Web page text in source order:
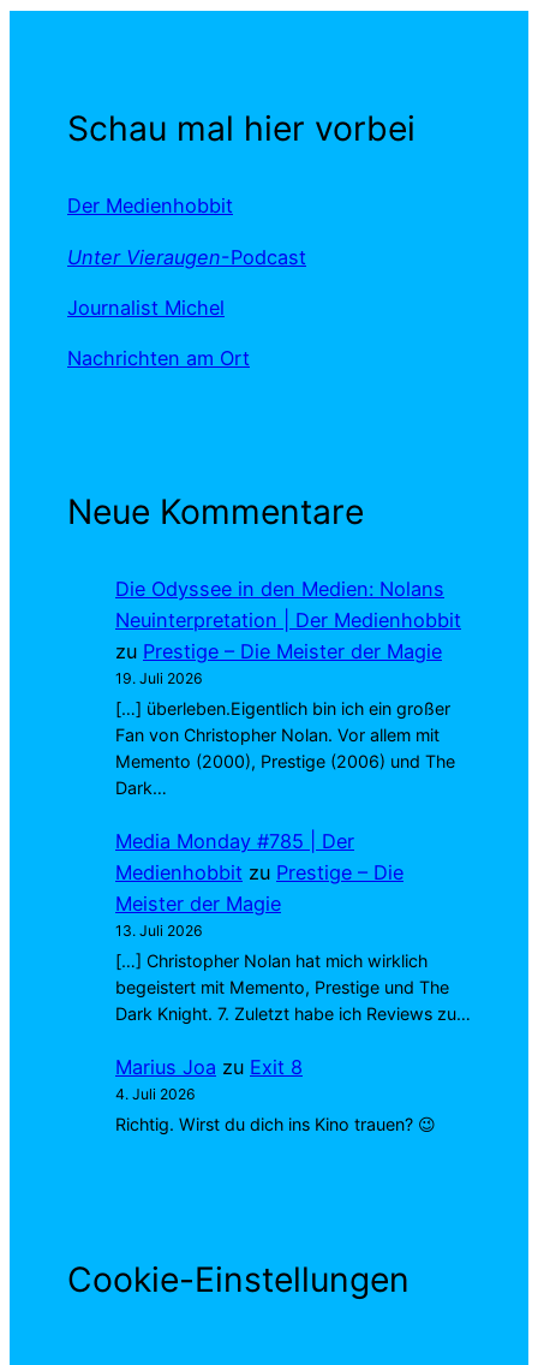
Schau mal hier vorbei
Der Medienhobbit
Unter Vieraugen-Podcast
Journalist Michel
Nachrichten am Ort
Neue Kommentare
Die Odyssee in den Medien: Nolans
Neuinterpretation | Der Medienhobbit
zu Prestige – Die Meister der Magie
19. Juli 2026
[…] überleben.Eigentlich bin ich ein großer
Fan von Christopher Nolan. Vor allem mit
Memento (2000), Prestige (2006) und The
Dark…
Media Monday #785 | Der
Medienhobbit zu Prestige – Die
Meister der Magie
13. Juli 2026
[…] Christopher Nolan hat mich wirklich
begeistert mit Memento, Prestige und The
Dark Knight. 7. Zuletzt habe ich Reviews zu…
Marius Joa zu Exit 8
4. Juli 2026
Richtig. Wirst du dich ins Kino trauen? 😉
Cookie-Einstellungen